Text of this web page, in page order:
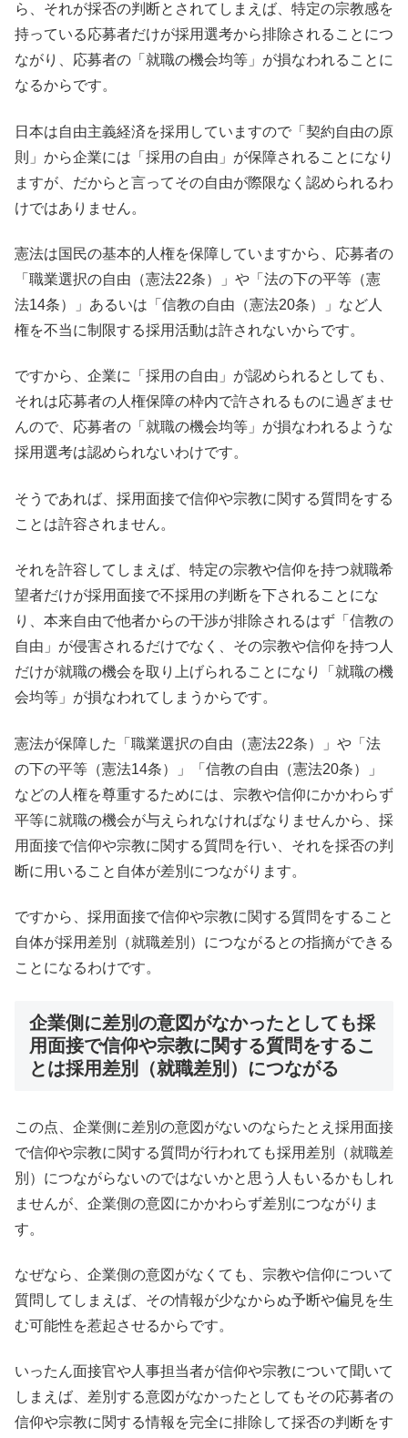
ら、それが採否の判断とされてしまえば、特定の宗教感を
持っている応募者だけが採用選考から排除されることにつ
ながり、応募者の「就職の機会均等」が損なわれることに
なるからです。
日本は自由主義経済を採用していますので「契約自由の原
則」から企業には「採用の自由」が保障されることになり
ますが、だからと言ってその自由が際限なく認められるわ
けではありません。
憲法は国民の基本的人権を保障していますから、応募者の
「職業選択の自由（憲法22条）」や「法の下の平等（憲
法14条）」あるいは「信教の自由（憲法20条）」など人
権を不当に制限する採用活動は許されないからです。
ですから、企業に「採用の自由」が認められるとしても、
それは応募者の人権保障の枠内で許されるものに過ぎませ
んので、応募者の「就職の機会均等」が損なわれるような
採用選考は認められないわけです。
そうであれば、採用面接で信仰や宗教に関する質問をする
ことは許容されません。
それを許容してしまえば、特定の宗教や信仰を持つ就職希
望者だけが採用面接で不採用の判断を下されることにな
り、本来自由で他者からの干渉が排除されるはず「信教の
自由」が侵害されるだけでなく、その宗教や信仰を持つ人
だけが就職の機会を取り上げられることになり「就職の機
会均等」が損なわれてしまうからです。
憲法が保障した「職業選択の自由（憲法22条）」や「法
の下の平等（憲法14条）」「信教の自由（憲法20条）」
などの人権を尊重するためには、宗教や信仰にかかわらず
平等に就職の機会が与えられなければなりませんから、採
用面接で信仰や宗教に関する質問を行い、それを採否の判
断に用いること自体が差別につながります。
ですから、採用面接で信仰や宗教に関する質問をすること
自体が採用差別（就職差別）につながるとの指摘ができる
ことになるわけです。
企業側に差別の意図がなかったとしても採
用面接で信仰や宗教に関する質問をするこ
とは採用差別（就職差別）につながる
この点、企業側に差別の意図がないのならたとえ採用面接
で信仰や宗教に関する質問が行われても採用差別（就職差
別）につながらないのではないかと思う人もいるかもしれ
ませんが、企業側の意図にかかわらず差別につながりま
す。
なぜなら、企業側の意図がなくても、宗教や信仰について
質問してしまえば、その情報が少なからぬ予断や偏見を生
む可能性を惹起させるからです。
いったん面接官や人事担当者が信仰や宗教について聞いて
しまえば、差別する意図がなかったとしてもその応募者の
信仰や宗教に関する情報を完全に排除して採否の判断をす